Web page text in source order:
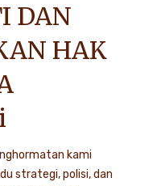
DAN
HAK
kami
strategi, polisi, dan